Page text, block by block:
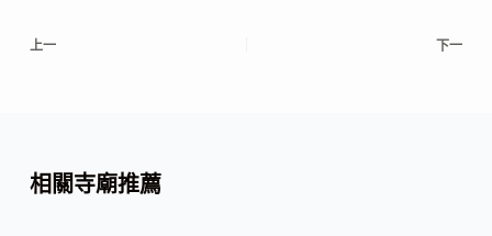
上一 下一
相關寺廟推薦